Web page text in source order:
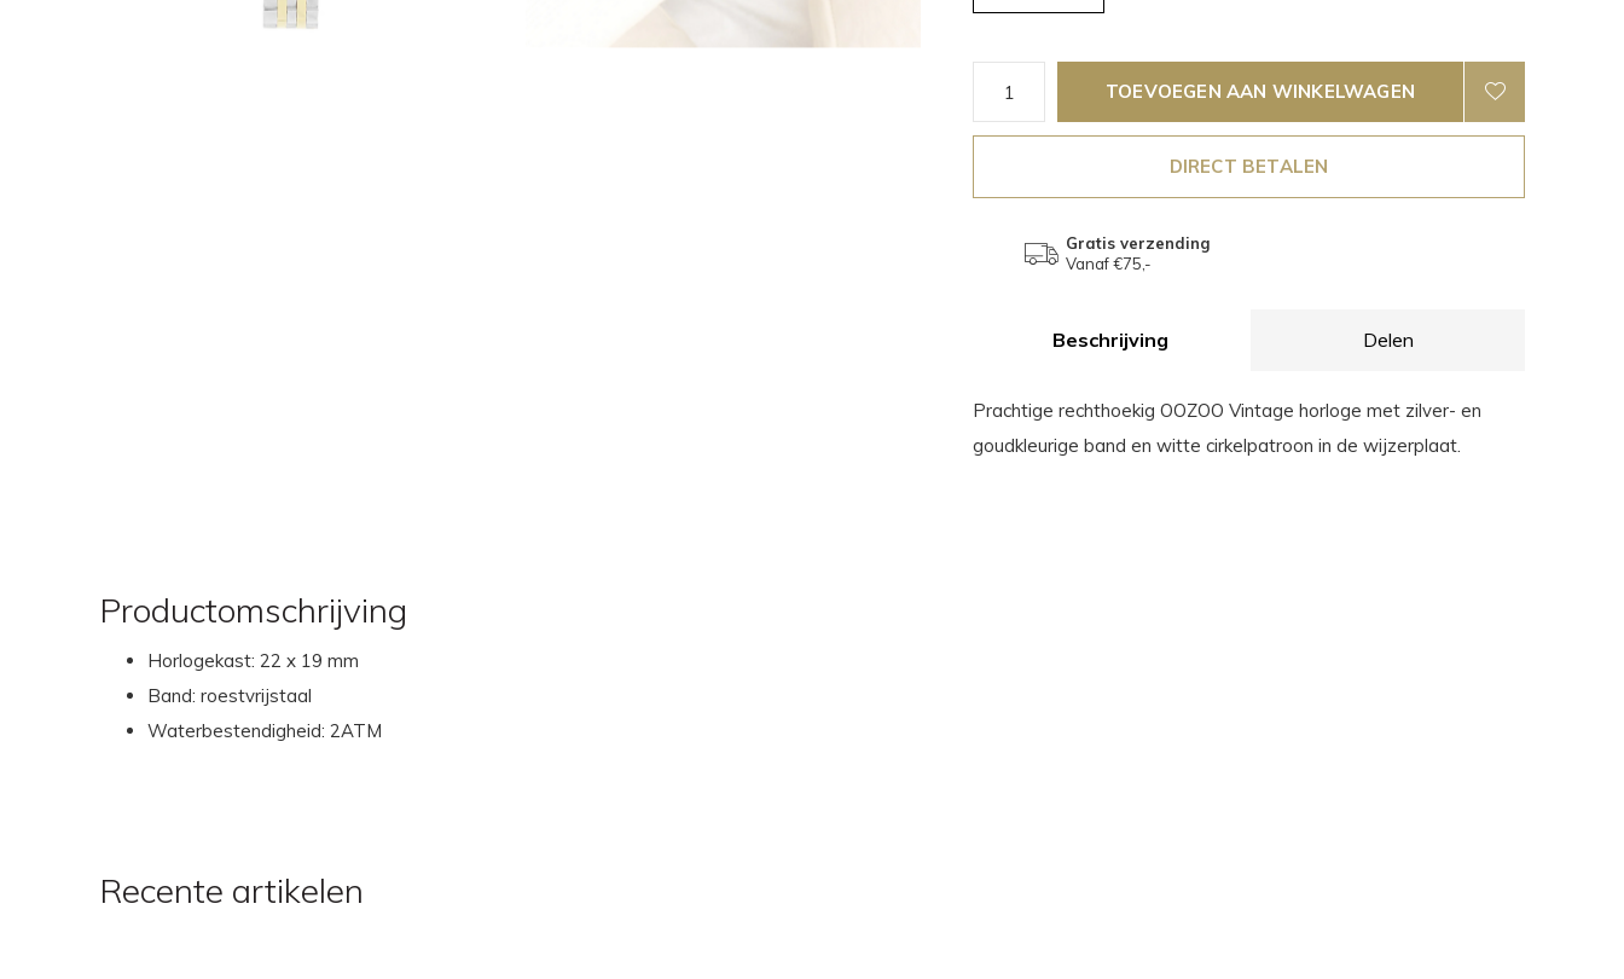
TOEVOEGEN AAN WINKELWAGEN
DIRECT BETALEN
Gratis verzending
Vanaf €75,-
Beschrijving Delen
Prachtige rechthoekig OOZOO Vintage horloge met zilver- en
goudkleurige band en witte cirkelpatroon in de wijzerplaat.
Productomschrijving
Horlogekast: 22 x 19 mm
Band: roestvrijstaal
Waterbestendigheid: 2ATM
Recente artikelen